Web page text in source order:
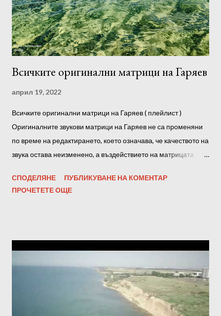
лягане. Можете също така да възпроизвеждате програми във
фонов режим, докато спите. Препоръчително е да
използвате слушалки. Преди да започнете да слушате, е
желателно да се настроите към програмата, да се отпуснете
напълно, ако е възможно, без ч...
Всичките оригинални матрици на Гаряев
април 19, 2022
Всичките оригинални матрици на Гаряев ( плейлист )
Оригиналните звукови матрици на Гаряев не са променяни
по време на редактирането, което означава, че качеството на
звука остава неизменено, а въздействието на матрицата
звуковата пътечка не е повлияна от всякакви оптимизатори,
нормализатори и софтуерни усилватели. Също така
Матриците на Гаряев : 1. 1-2 пъти дневно, не по-късно от 2
часа преди лягане. За жените - едномесечен курс за слушане
всеки ден. За мъже - едномесечен курс на слушане, всеки
втори ден. -Програмата трябва да се използва сутрин, през
деня или вечер. 2. Силата на звука не трябва да е твърде
СПОДЕЛЯНЕ
ПУБЛИКУВАНЕ НА КОМЕНТАР
ПРОЧЕТЕТЕ ОЩЕ